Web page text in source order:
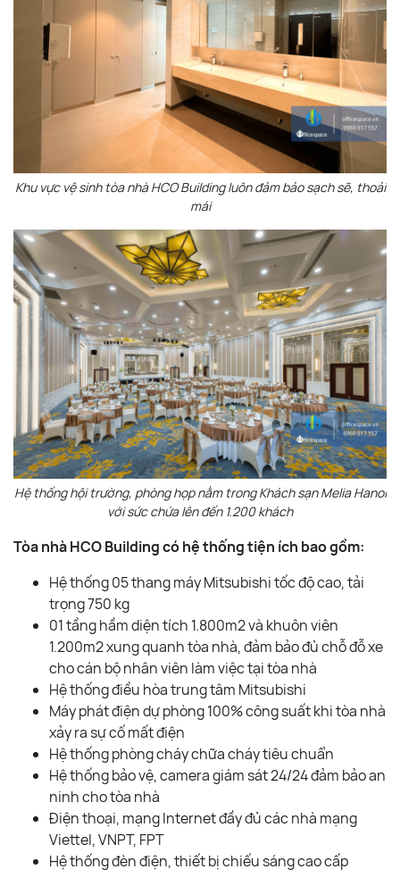
Khu vực vệ sinh tòa nhà HCO Building luôn đảm bảo sạch sẽ, thoải
mái
Hệ thống hội trường, phòng họp nằm trong Khách sạn Melia Hanoi
với sức chứa lên đến 1.200 khách
Tòa nhà HCO Building có hệ thống tiện ích bao gồm:
Hệ thống 05 thang máy Mitsubishi tốc độ cao, tải
trọng 750 kg
01 tầng hầm diện tích 1.800m2 và khuôn viên
1.200m2 xung quanh tòa nhà, đảm bảo đủ chỗ đỗ xe
cho cán bộ nhân viên làm việc tại tòa nhà
Hệ thống điều hòa trung tâm Mitsubishi
Máy phát điện dự phòng 100% công suất khi tòa nhà
xảy ra sự cố mất điện
Hệ thống phòng cháy chữa cháy tiêu chuẩn
Hệ thống bảo vệ, camera giám sát 24/24 đảm bảo an
ninh cho tòa nhà
Điện thoại, mạng Internet đầy đủ các nhà mạng
Viettel, VNPT, FPT
Hệ thống đèn điện, thiết bị chiếu sáng cao cấp